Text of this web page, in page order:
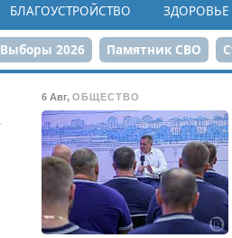
БЛАГОУСТРОЙСТВО ЗДОРОВЬЕ
Выборы 2026 Памятник СВО
6 Авг,ОБЩЕСТВО